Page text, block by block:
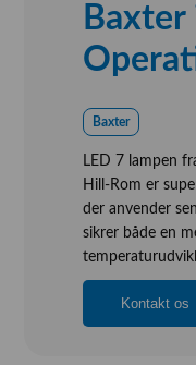
Bestyrelsen
Udstillinger
Vision,
Kliniske
Salgs- og
Ledige Stillinger
Tlf.: (+45) 70
Baxter
Baxter
LED 7 lampen
Hill-Rom er
der anvender
sikrer både en
Kontakt os